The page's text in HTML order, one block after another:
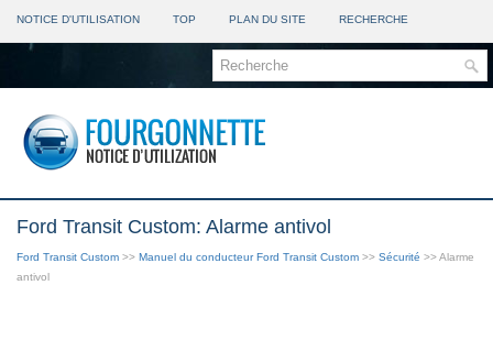
NOTICE D'UTILISATION TOP PLAN DU SITE RECHERCHE
Ford Transit Custom: Alarme antivol
Ford Transit Custom >> Manuel du conducteur Ford Transit Custom >> Sécurité >> Alarme
antivol